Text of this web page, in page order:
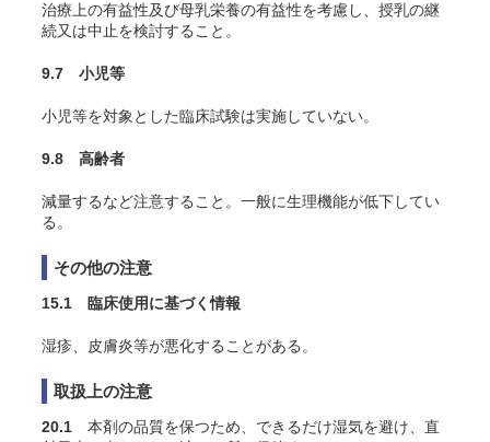
治療上の有益性及び母乳栄養の有益性を考慮し、授乳の継
続又は中止を検討すること。
9.7 小児等
小児等を対象とした臨床試験は実施していない。
9.8 高齢者
減量するなど注意すること。一般に生理機能が低下してい
る。
その他の注意
15.1 臨床使用に基づく情報
湿疹、皮膚炎等が悪化することがある。
取扱上の注意
20.1 本剤の品質を保つため、できるだけ湿気を避け、直